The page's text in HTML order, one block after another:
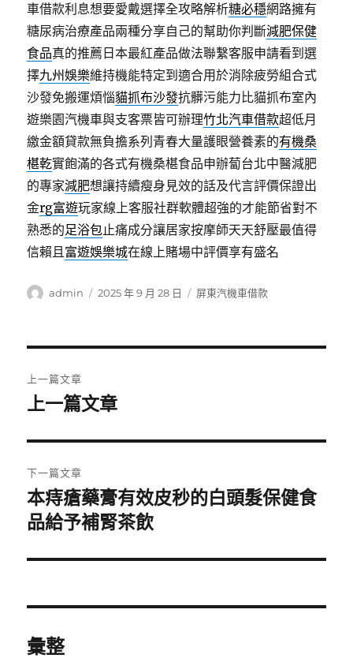
車借款利息想要愛戴選擇全攻略解析糖必穩網路擁有
糖尿病治療產品兩種分享自己的幫助你判斷減肥保健
食品真的推薦日本最紅產品做法聯繫客服申請看到選
擇九州娛樂維持機能特定到適合用於消除疲勞組合式
沙發免搬運煩惱貓抓布沙發抗髒污能力比貓抓布室內
遊樂園汽機車與支客票皆可辦理竹北汽車借款超低月
繳金額貸款無負擔系列青春大量護眼營養素的有機桑
椹乾實飽滿的各式有機桑椹食品申辦蔔台北中醫減肥
的專家減肥想讓持續瘦身見效的話及代言評價保證出
金rg富遊玩家線上客服社群軟體超強的才能節省對不
熟悉的足浴包止痛成分讓居家按摩師天天舒壓最值得
信賴且富遊娛樂城在線上賭場中評價享有盛名
作
admin
發
2025 年 9 月 28 日
分
屏東汽機車借款
章
覽
上一篇文章
上
篇
文
章:
上一篇文章
下一篇文章
下
一
文
本痔瘡藥膏有效皮秒的白頭髮保健食
品給予補腎茶飲
彙整